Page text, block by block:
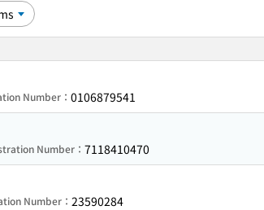
Number： 0106879541
Number： 7118410470
Number： 23590284